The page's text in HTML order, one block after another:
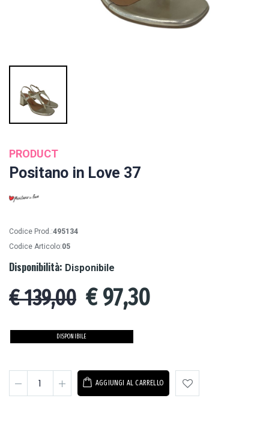
PRODUCT
Positano in Love 37
Codice Prod.:495134
Codice Articolo:05
Disponibilità: Disponibile
€ 139,00 €97,30
DISPONIBILE
AGGIUNGI AL CARRELLO